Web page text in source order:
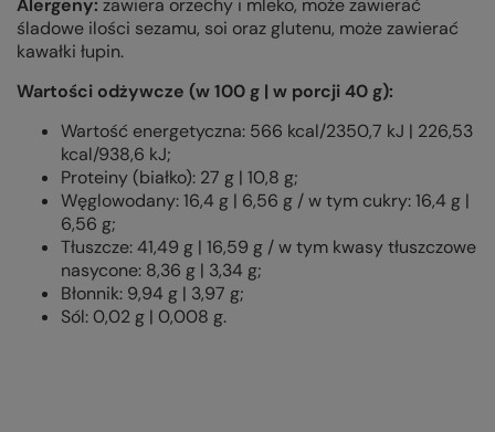
Alergeny: zawiera orzechy i mleko, może zawierać
śladowe ilości sezamu, soi oraz glutenu, może zawierać
kawałki łupin.
Wartości odżywcze (w 100 g | w porcji 40 g):
Wartość energetyczna: 566 kcal/2350,7 kJ | 226,53
kcal/938,6 kJ;
Proteiny (białko): 27 g | 10,8 g;
Węglowodany: 16,4 g | 6,56 g / w tym cukry: 16,4 g |
6,56 g;
Tłuszcze: 41,49 g | 16,59 g / w tym kwasy tłuszczowe
nasycone: 8,36 g | 3,34 g;
Błonnik: 9,94 g | 3,97 g;
Sól: 0,02 g | 0,008 g.